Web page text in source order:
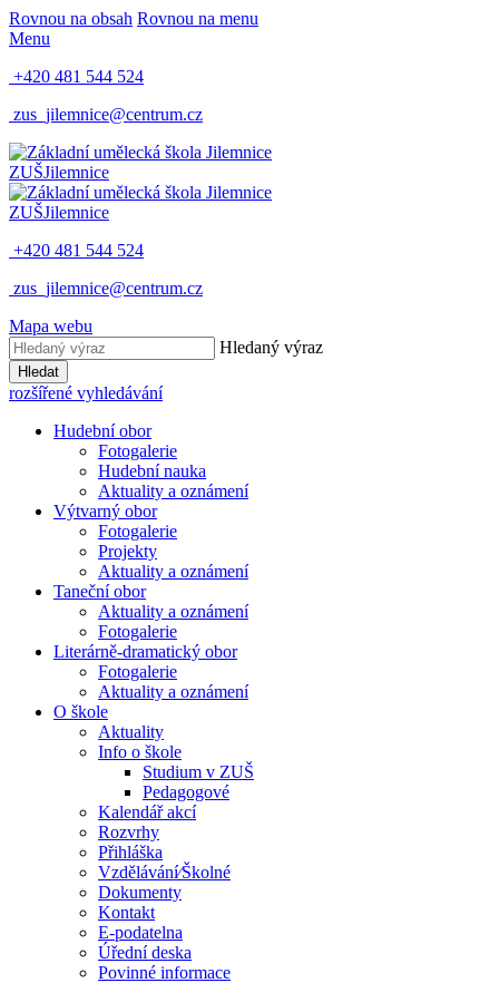
Rovnou na obsah Rovnou na menu
Menu
+420 481 544 524
zus_jilemnice@centrum.cz
ZUŠJilemnice
ZUŠJilemnice
+420 481 544 524
zus_jilemnice@centrum.cz
Mapa webu
Hledaný výraz
Hledat
rozšířené vyhledávání
Hudební obor
Fotogalerie
Hudební nauka
Aktuality a oznámení
Výtvarný obor
Fotogalerie
Projekty
Aktuality a oznámení
Taneční obor
Aktuality a oznámení
Fotogalerie
Literárně-dramatický obor
Fotogalerie
Aktuality a oznámení
O škole
Aktuality
Info o škole
Studium v ZUŠ
Pedagogové
Kalendář akcí
Rozvrhy
Přihláška
Vzdělávání⁄Školné
Dokumenty
Kontakt
E-podatelna
Úřední deska
Povinné informace